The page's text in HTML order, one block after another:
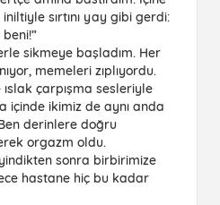
sırtını yay gibi gerdi:
sikmeye başladım. Her
memeleri zıplıyordu.
çarpışma sesleriyle
içinde ikimiz de aynı anda
derinlere doğru
orgazm oldu.
sonra birbirimize
hastane hiç bu kadar